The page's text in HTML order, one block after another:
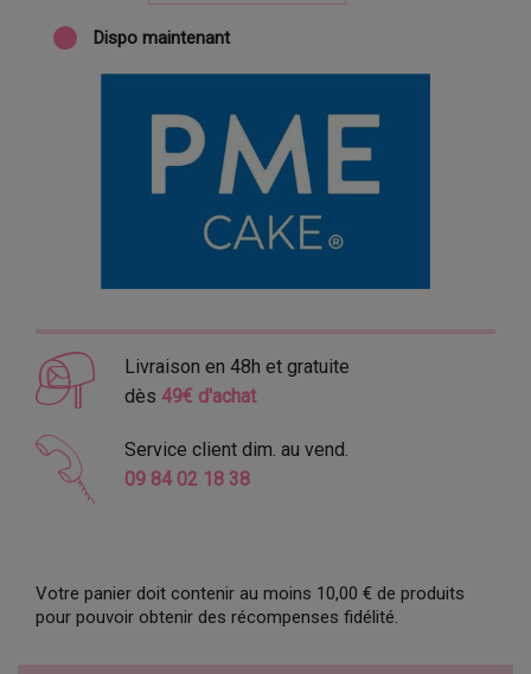
Dispo maintenant
Livraison en 48h et gratuite
dès 49€ d'achat
Service client dim. au vend.
09 84 02 18 38
Votre panier doit contenir au moins 10,00 € de produits
pour pouvoir obtenir des récompenses fidélité.